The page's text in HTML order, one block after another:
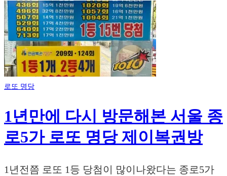
로또 명당
1년만에 다시 방문해본 서울 종
로5가 로또 명당 제이복권방
1년전쯤 로또 1등 당첨이 많이나왔다는 종로5가